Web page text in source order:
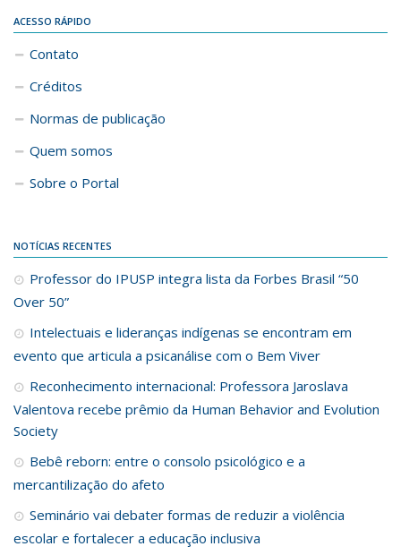
ACESSO RÁPIDO
Contato
Créditos
Normas de publicação
Quem somos
Sobre o Portal
NOTÍCIAS RECENTES
Professor do IPUSP integra lista da Forbes Brasil “50
Over 50”
Intelectuais e lideranças indígenas se encontram em
evento que articula a psicanálise com o Bem Viver
Reconhecimento internacional: Professora Jaroslava
Valentova recebe prêmio da Human Behavior and Evolution
Society
Bebê reborn: entre o consolo psicológico e a
mercantilização do afeto
Seminário vai debater formas de reduzir a violência
escolar e fortalecer a educação inclusiva